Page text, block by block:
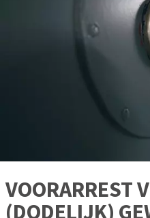
VOORARREST
(DODELIJK)